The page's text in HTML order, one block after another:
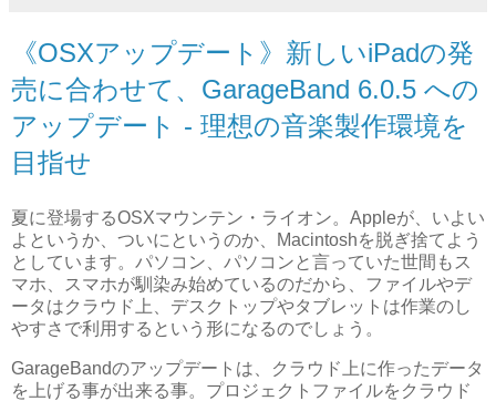
《OSXアップデート》新しいiPadの発
売に合わせて、GarageBand 6.0.5 への
アップデート - 理想の音楽製作環境を
目指せ
夏に登場するOSXマウンテン・ライオン。Appleが、いよい
よというか、ついにというのか、Macintoshを脱ぎ捨てよう
としています。パソコン、パソコンと言っていた世間もス
マホ、スマホが馴染み始めているのだから、ファイルやデ
ータはクラウド上、デスクトップやタブレットは作業のし
やすさで利用するという形になるのでしょう。
GarageBandのアップデートは、クラウド上に作ったデータ
を上げる事が出来る事。プロジェクトファイルをクラウド